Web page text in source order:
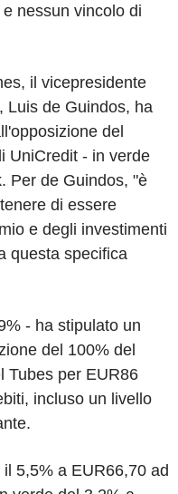
nessun vincolo di
il vicepresidente
Luis de Guindos, ha
del
UniCredit - in verde
Per de Guindos, "è
di essere
e degli investimenti
questa specifica
- ha stipulato un
del 100% del
Tubes per EUR86
incluso un livello
5,5% a EUR66,70 ad